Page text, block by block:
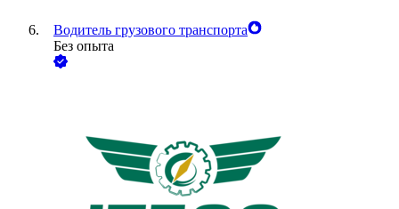
Водитель грузового транспорта
Без опыта